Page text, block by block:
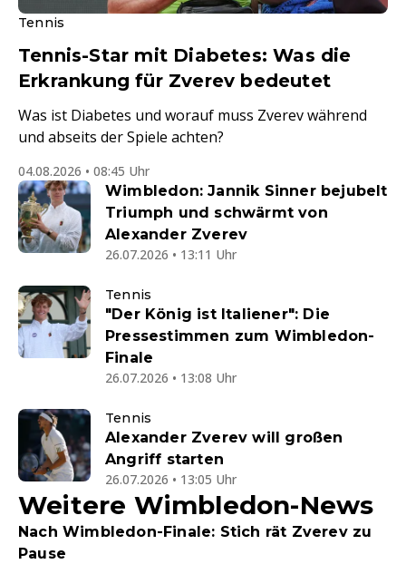
Tennis
Tennis-Star mit Diabetes: Was die
Erkrankung für Zverev bedeutet
Was ist Diabetes und worauf muss Zverev während
und abseits der Spiele achten?
04.08.2026 • 08:45 Uhr
Wimbledon: Jannik Sinner bejubelt
Triumph und schwärmt von
Alexander Zverev
26.07.2026 • 13:11 Uhr
Tennis
"Der König ist Italiener": Die
Pressestimmen zum Wimbledon-
Finale
26.07.2026 • 13:08 Uhr
Tennis
Alexander Zverev will großen
Angriff starten
26.07.2026 • 13:05 Uhr
Weitere Wimbledon-News
Nach Wimbledon-Finale: Stich rät Zverev zu
Pause